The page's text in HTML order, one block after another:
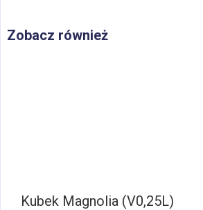
Zobacz również
Kubek Magnolia (V0,25L)